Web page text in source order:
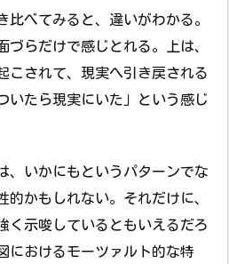
比べてみると、違いがわかる。
づらだけで感じとれる。上は、
こされて、現実へ引き戻される
いたら現実にいた」という感じ
、いかにもというパターンでな
的かもしれない。それだけに、
く示唆しているともいえるだろ
におけるモーツァルト的な特